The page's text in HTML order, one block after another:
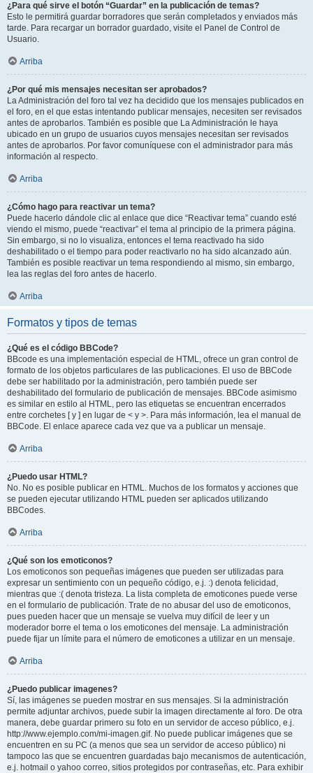
¿Para qué sirve el botón “Guardar” en la publicación de temas?
Esto le permitirá guardar borradores que serán completados y enviados más
tarde. Para recargar un borrador guardado, visite el Panel de Control de
Usuario.
Arriba
¿Por qué mis mensajes necesitan ser aprobados?
La Administración del foro tal vez ha decidido que los mensajes publicados en
el foro, en el que estas intentando publicar mensajes, necesiten ser revisados
antes de aprobarlos. También es posible que La Administración le haya
ubicado en un grupo de usuarios cuyos mensajes necesitan ser revisados
antes de aprobarlos. Por favor comuníquese con el administrador para más
información al respecto.
Arriba
¿Cómo hago para reactivar un tema?
Puede hacerlo dándole clic al enlace que dice “Reactivar tema” cuando esté
viendo el mismo, puede “reactivar” el tema al principio de la primera página.
Sin embargo, si no lo visualiza, entonces el tema reactivado ha sido
deshabilitado o el tiempo para poder reactivarlo no ha sido alcanzado aún.
También es posible reactivar un tema respondiendo al mismo, sin embargo,
lea las reglas del foro antes de hacerlo.
Arriba
Formatos y tipos de temas
¿Qué es el código BBCode?
BBcode es una implementación especial de HTML, ofrece un gran control de
formato de los objetos particulares de las publicaciones. El uso de BBCode
debe ser habilitado por la administración, pero también puede ser
deshabilitado del formulario de publicación de mensajes. BBCode asimismo
es similar en estilo al HTML, pero las etiquetas se encuentran encerrados
entre corchetes [ y ] en lugar de < y >. Para más información, lea el manual de
BBCode. El enlace aparece cada vez que va a publicar un mensaje.
Arriba
¿Puedo usar HTML?
No. No es posible publicar en HTML. Muchos de los formatos y acciones que
se pueden ejecutar utilizando HTML pueden ser aplicados utilizando
BBCodes.
Arriba
¿Qué son los emoticonos?
Los emoticonos son pequeñas imágenes que pueden ser utilizadas para
expresar un sentimiento con un pequeño código, e.j. :) denota felicidad,
mientras que :( denota tristeza. La lista completa de emoticones puede verse
en el formulario de publicación. Trate de no abusar del uso de emoticonos,
pues pueden hacer que un mensaje se vuelva muy difícil de leer y un
moderador borre el tema o los emoticones del mensaje. La administración
puede fijar un límite para el número de emoticones a utilizar en un mensaje.
Arriba
¿Puedo publicar imagenes?
Sí, las imágenes se pueden mostrar en sus mensajes. Si la administración
permite adjuntar archivos, puede subir la imagen directamente al foro. De otra
manera, debe guardar primero su foto en un servidor de acceso público, e.j.
http://www.ejemplo.com/mi-imagen.gif. No puede publicar imágenes que se
encuentren en su PC (a menos que sea un servidor de acceso público) ni
tampoco las que se encuentren guardadas bajo mecanismos de autenticación,
e.j. hotmail o yahoo correo, sitios protegidos por contraseñas, etc. Para exhibir